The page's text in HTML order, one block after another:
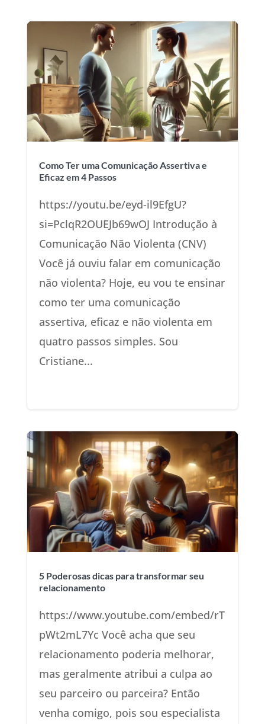
Como Ter uma Comunicação Assertiva e
Eficaz em 4 Passos
https://youtu.be/eyd-il9EfgU?
si=PclqR2OUEJb69wOJ Introdução à
Comunicação Não Violenta (CNV)
Você já ouviu falar em comunicação
não violenta? Hoje, eu vou te ensinar
como ter uma comunicação
assertiva, eficaz e não violenta em
quatro passos simples. Sou
Cristiane...
5 Poderosas dicas para transformar seu
relacionamento
https://www.youtube.com/embed/rT
pWt2mL7Yc Você acha que seu
relacionamento poderia melhorar,
mas geralmente atribui a culpa ao
seu parceiro ou parceira? Então
venha comigo, pois sou especialista